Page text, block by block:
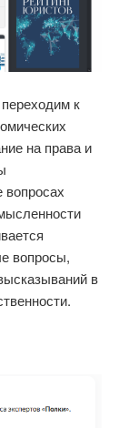
к
на права и
вопросах
вопросы,
в